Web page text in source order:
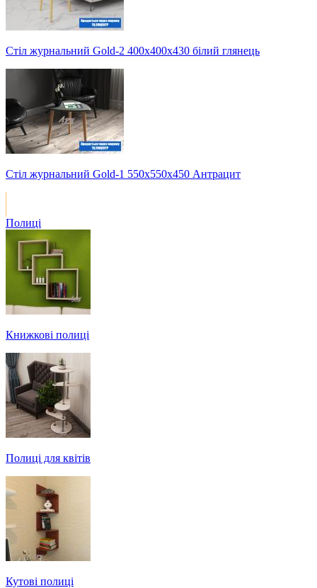
Стіл журнальний Gold-2 400х400х430 білий глянець
Стіл журнальний Gold-1 550х550х450 Антрацит
Полиці
Книжкові полиці
Полиці для квітів
Кутові полиці